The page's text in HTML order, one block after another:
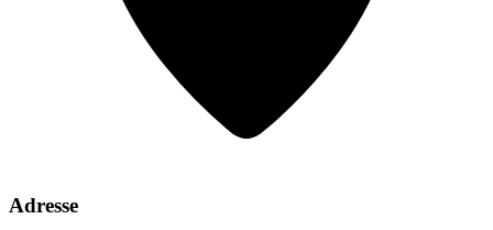
Adresse